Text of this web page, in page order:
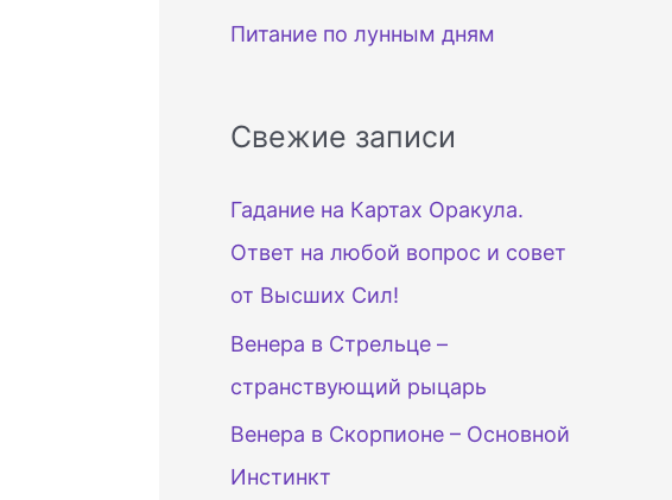
Питание по лунным дням
Свежие записи
Гадание на Картах Оракула.
Ответ на любой вопрос и совет
от Высших Сил!
Венера в Стрельце –
странствующий рыцарь
Венера в Скорпионе – Основной
Инстинкт